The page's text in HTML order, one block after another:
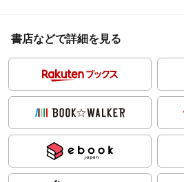
書店などで詳細を見る